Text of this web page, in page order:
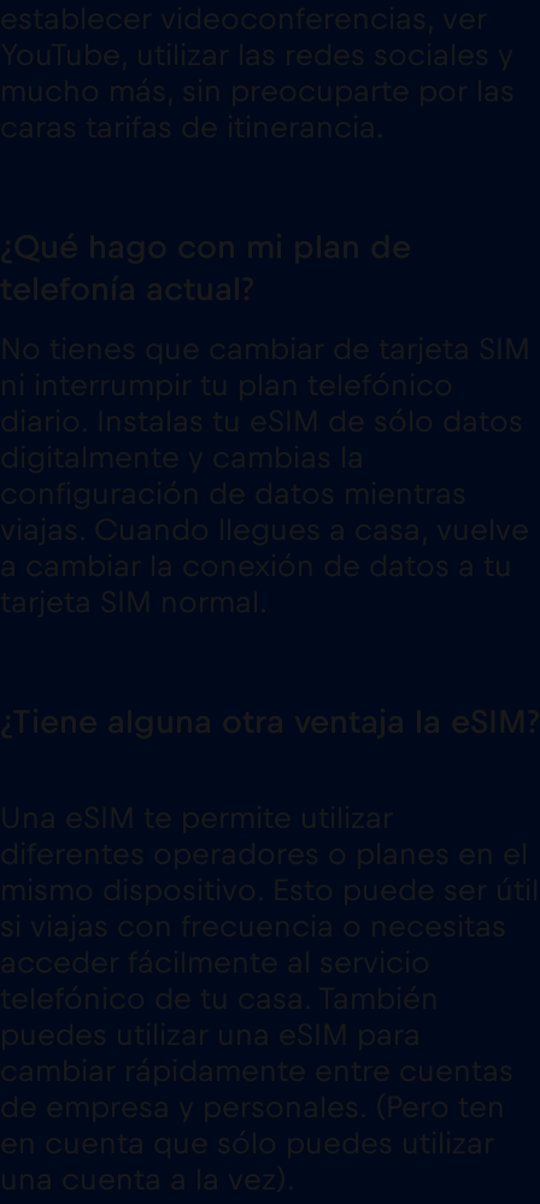
establecer videoconferencias, ver
YouTube, utilizar las redes sociales y
mucho más, sin preocuparte por las
caras tarifas de itinerancia.
¿Qué hago con mi plan de
telefonía actual?
No tienes que cambiar de tarjeta SIM
ni interrumpir tu plan telefónico
diario. Instalas tu eSIM de sólo datos
digitalmente y cambias la
configuración de datos mientras
viajas. Cuando llegues a casa, vuelve
a cambiar la conexión de datos a tu
tarjeta SIM normal.
¿Tiene alguna otra ventaja la eSIM?
Una eSIM te permite utilizar
diferentes operadores o planes en el
mismo dispositivo. Esto puede ser útil
si viajas con frecuencia o necesitas
acceder fácilmente al servicio
telefónico de tu casa. También
puedes utilizar una eSIM para
cambiar rápidamente entre cuentas
de empresa y personales. (Pero ten
en cuenta que sólo puedes utilizar
una cuenta a la vez).